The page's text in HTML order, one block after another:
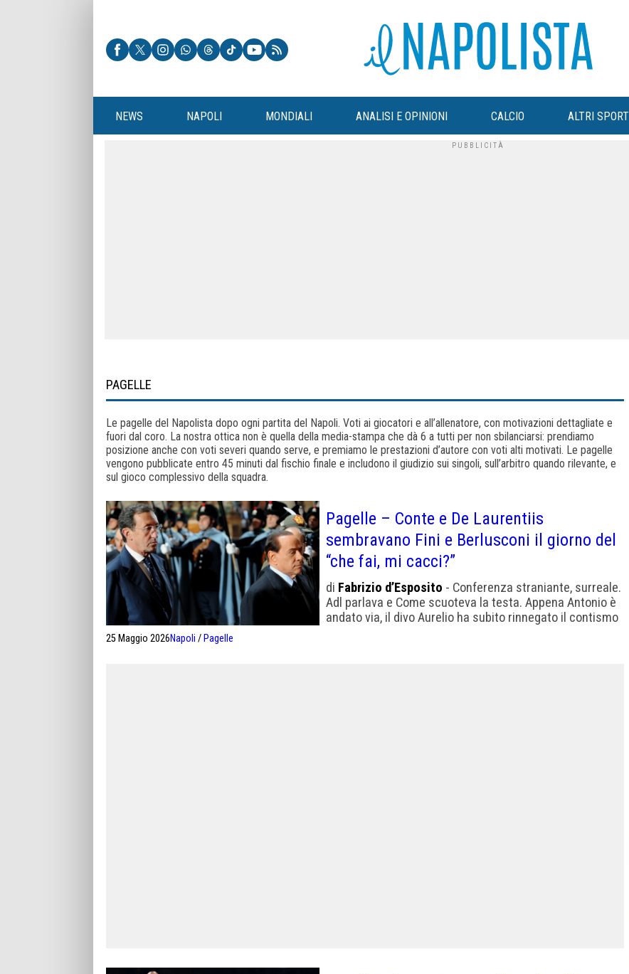
NEWS NAPOLI MONDIALI ANALISI E OPINIONI CALCIO ALTRI SPORT
PAGELLE
Le pagelle del Napolista dopo ogni partita del Napoli. Voti ai giocatori e all’allenatore, con motivazioni dettagliate e
fuori dal coro. La nostra ottica non è quella della media-stampa che dà 6 a tutti per non sbilanciarsi: prendiamo
posizione anche con voti severi quando serve, e premiamo le prestazioni d’autore con voti alti motivati. Le pagelle
vengono pubblicate entro 45 minuti dal fischio finale e includono il giudizio sui singoli, sull’arbitro quando rilevante, e
sul gioco complessivo della squadra.
Pagelle – Conte e De Laurentiis
sembravano Fini e Berlusconi il giorno del
“che fai, mi cacci?”
di Fabrizio d’Esposito - Conferenza straniante, surreale.
Adl parlava e Come scuoteva la testa. Appena Antonio è
andato via, il divo Aurelio ha subito rinnegato il contismo
25 Maggio 2026Napoli / Pagelle